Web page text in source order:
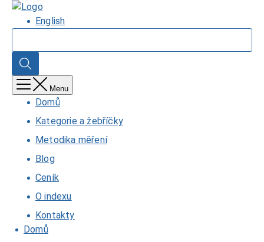
Přejít
obsahu
Domů
English
Hledat
Menu
Domů
Kategorie a žebříčky
Metodika měření
Blog
Ceník
O indexu
Kontakty
Domů